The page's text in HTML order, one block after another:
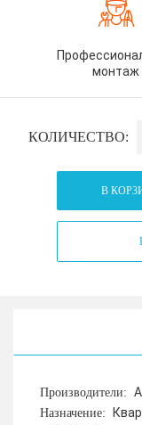
монтаж
КОЛИЧЕСТВО:
В
Производители:
Назначение: